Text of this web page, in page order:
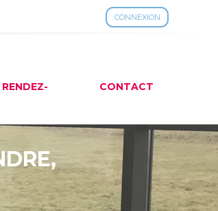
CONNEXION
RENDEZ-
CONTACT